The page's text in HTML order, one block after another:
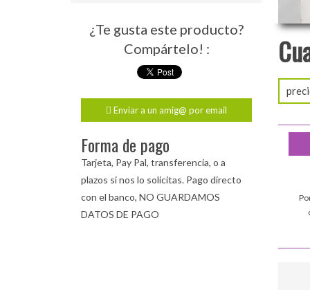
¿Te gusta este producto?
Compártelo! :
Enviar a un amig@ por email
Forma de pago
Tarjeta, Pay Pal, transferencia, o a
plazos si nos lo solicitas. Pago directo
con el banco, NO GUARDAMOS
DATOS DE PAGO